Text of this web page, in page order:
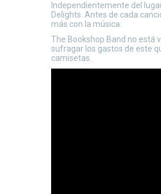
Independientemente del
Delights. Antes de cada
más con la música.
The Bookshop Band no está
sufragar los gastos de este
camisetas.